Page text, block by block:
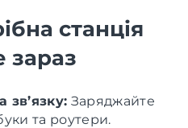
станція
зв’язку: Заряджайте
та роутери.